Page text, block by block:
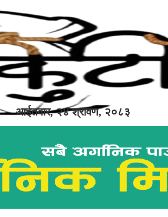
आईतवार, २४ श्रावण, २०८३